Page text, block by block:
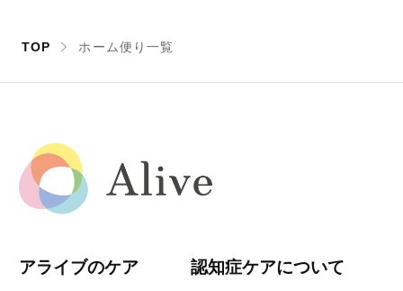
TOP ホーム便り一覧
アライブのケア 認知症ケアについて